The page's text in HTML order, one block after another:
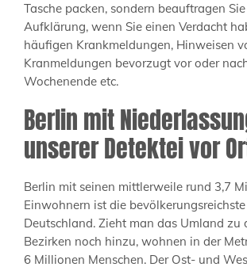
Tasche packen, sondern beauftragen
Aufklärung, wenn Sie einen Verdacht
häufigen Krankmeldungen, Hinweisen
Kranmeldungen bevorzugt vor oder
Wochenende etc.
Berlin mit
unserer Detektei vor
Berlin mit seinen mittlerweile rund 3,7
Einwohnern ist die
Deutschland. Zieht man das Umland zu
Bezirken noch hinzu, wohnen in der
6 Millionen Menschen. Der Ost- und